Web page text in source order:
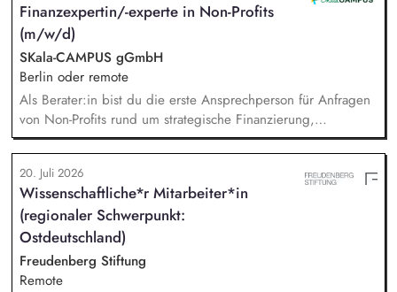
Sichtbarkeit des BUND, Konzeptionelle Begleitung des
BUND-Auftritts bei Veranstaltungen, Aktionen u.ä.
Finanzexpertin/-experte in Non-Profits
(m/w/d)
SKala-CAMPUS gGmbH
Berlin oder remote
Als Berater:in bist du die erste Ansprechperson für Anfragen
von Non-Profits rund um strategische Finanzierung,
Finanzmanagement und Fundraising. Dabei entwickelst du
den gesamten Prozess von der Anfrage über
Angebotserstellung bis zur eigenverantwortlichen Umsetzung.
Auf Basis der jeweiligen Herausforderungen entwickelst du
passgenaue Beratungsprozesse und berätst Organisationen zu
zentralen Fragen ihrer finanziellen Steuerung und
strategischen Weiterentwicklung.
20. Juli 2026
Wissenschaftliche*r Mitarbeiter*in
(regionaler Schwerpunkt:
Ostdeutschland)
Freudenberg Stiftung
Remote